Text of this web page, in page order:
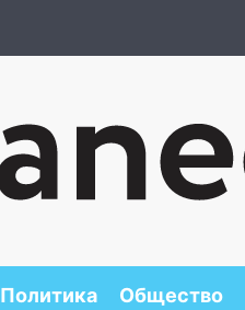
Политика Общество